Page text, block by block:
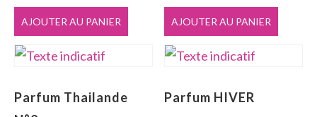
AJOUTER AU PANIER AJOUTER AU PANIER
Parfum Thailande
Parfum HIVER